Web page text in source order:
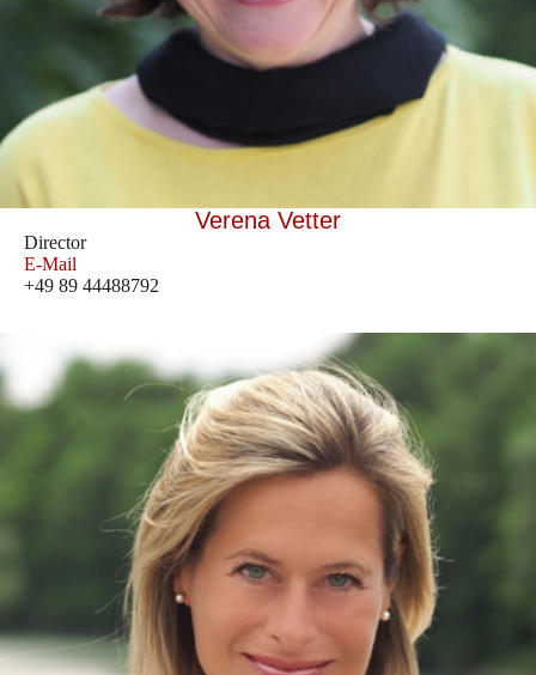
Verena Vetter
Director
E-Mail
+49 89 44488792